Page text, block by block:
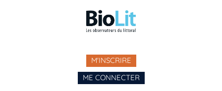
M'INSCRIRE
ME CONNECTER